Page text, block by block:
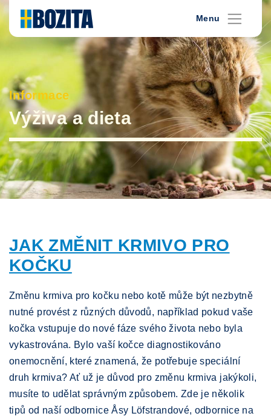
to
content
Menu
Informace
Výživa a dieta
JAK ZMĚNIT KRMIVO PRO
KOČKU
Změnu krmiva pro kočku nebo kotě může být nezbytně
nutné provést z různých důvodů, například pokud vaše
kočka vstupuje do nové fáze svého života nebo byla
vykastrována. Bylo vaší kočce diagnostikováno
onemocnění, které znamená, že potřebuje speciální
druh krmiva? Ať už je důvod pro změnu krmiva jakýkoli,
musíte to udělat správným způsobem. Zde je několik
tipů od naší odbornice Åsy Löfstrandové, odbornice na